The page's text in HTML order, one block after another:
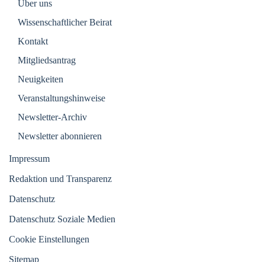
Über uns
Wissenschaftlicher Beirat
Kontakt
Mitgliedsantrag
Neuigkeiten
Veranstaltungshinweise
Newsletter-Archiv
Newsletter abonnieren
Impressum
Redaktion und Transparenz
Datenschutz
Datenschutz Soziale Medien
Cookie Einstellungen
Sitemap